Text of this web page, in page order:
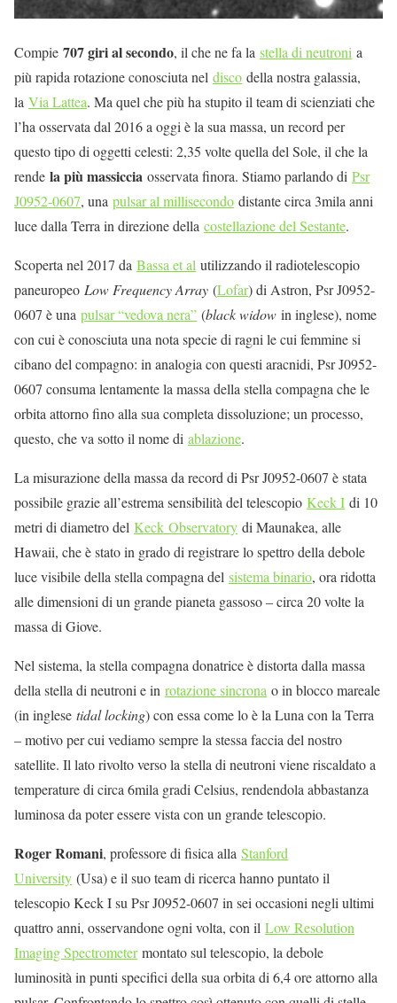
Compie 707 giri al secondo, il che ne fa la stella di neutroni a
più rapida rotazione conosciuta nel disco della nostra galassia,
la Via Lattea. Ma quel che più ha stupito il team di scienziati che
l’ha osservata dal 2016 a oggi è la sua massa, un record per
questo tipo di oggetti celesti: 2,35 volte quella del Sole, il che la
rende la più massiccia osservata finora. Stiamo parlando di Psr
J0952-0607, una pulsar al millisecondo distante circa 3mila anni
luce dalla Terra in direzione della costellazione del Sestante.
Scoperta nel 2017 da Bassa et al utilizzando il radiotelescopio
paneuropeo Low Frequency Array (Lofar) di Astron, Psr J0952-
0607 è una pulsar “vedova nera” (black widow in inglese), nome
con cui è conosciuta una nota specie di ragni le cui femmine si
cibano del compagno: in analogia con questi aracnidi, Psr J0952-
0607 consuma lentamente la massa della stella compagna che le
orbita attorno fino alla sua completa dissoluzione; un processo,
questo, che va sotto il nome di ablazione.
La misurazione della massa da record di Psr J0952-0607 è stata
possibile grazie all’estrema sensibilità del telescopio Keck I di 10
metri di diametro del Keck Observatory di Maunakea, alle
Hawaii, che è stato in grado di registrare lo spettro della debole
luce visibile della stella compagna del sistema binario, ora ridotta
alle dimensioni di un grande pianeta gassoso – circa 20 volte la
massa di Giove.
Nel sistema, la stella compagna donatrice è distorta dalla massa
della stella di neutroni e in rotazione sincrona o in blocco mareale
(in inglese tidal locking) con essa come lo è la Luna con la Terra
– motivo per cui vediamo sempre la stessa faccia del nostro
satellite. Il lato rivolto verso la stella di neutroni viene riscaldato a
temperature di circa 6mila gradi Celsius, rendendola abbastanza
luminosa da poter essere vista con un grande telescopio.
Roger Romani, professore di fisica alla Stanford
University (Usa) e il suo team di ricerca hanno puntato il
telescopio Keck I su Psr J0952-0607 in sei occasioni negli ultimi
quattro anni, osservandone ogni volta, con il Low Resolution
Imaging Spectrometermontato sul telescopio, la debole
luminosità in punti specifici della sua orbita di 6,4 ore attorno alla